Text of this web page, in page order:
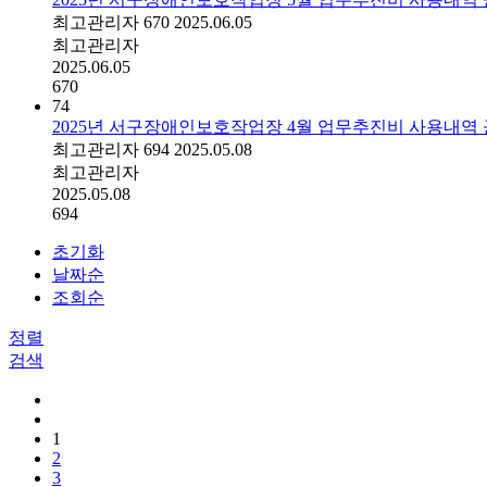
최고관리자 670 2025.06.05
최고관리자
2025.06.05
670
74
2025년 서구장애인보호작업장 4월 업무추진비 사용내역
최고관리자 694 2025.05.08
최고관리자
2025.05.08
694
초기화
날짜순
조회순
정렬
검색
1
2
3